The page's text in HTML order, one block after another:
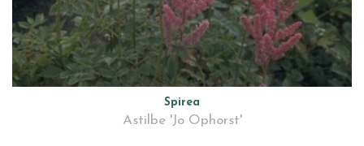
Spirea
Astilbe 'Jo Ophorst'